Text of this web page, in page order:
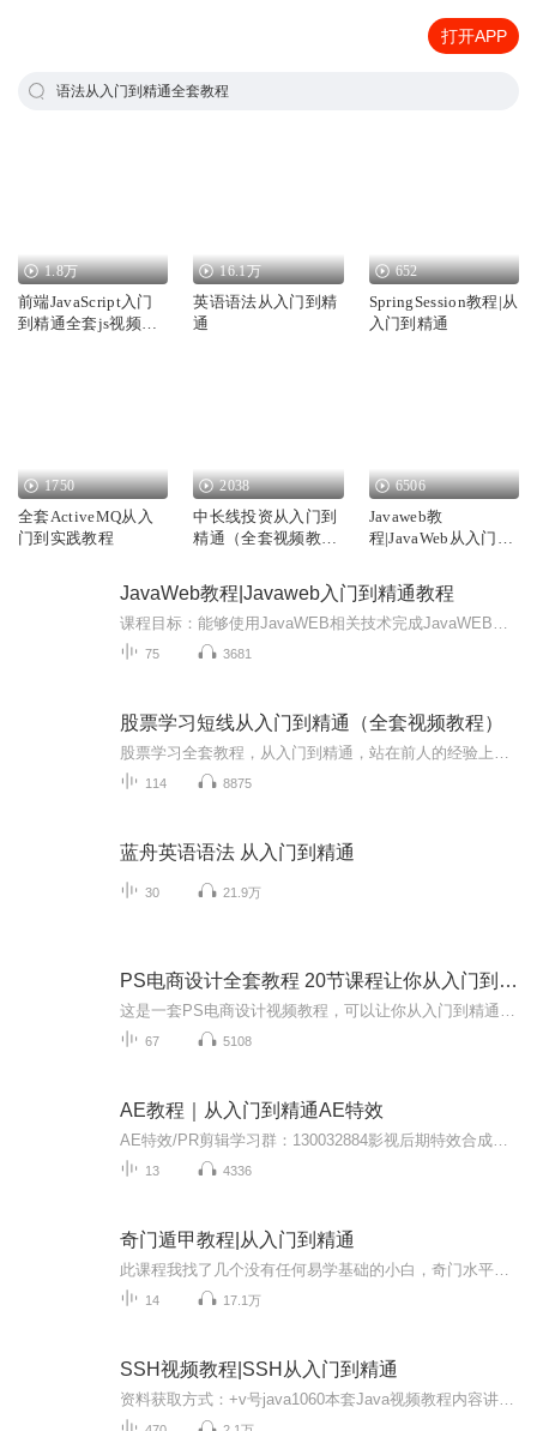
打开APP
语法从入门到精通全套教程
1.8万
前端JavaScript入门
到精通全套js视频教
16.1万
英语语法从入门到精
通
652
SpringSession教程|从
入门到精通
1750
全套ActiveMQ从入
门到实践教程
2038
中长线投资从入门到
精通（全套视频教
6506
Javaweb教
程|JavaWeb从入门到
JavaWeb教程|Javaweb入门到精通教程
75 3681
股票学习短线从入门到精通（全套视频教程）
114 8875
蓝舟英语语法 从入门到精通
30 21.9万
PS电商设计全套教程 20节课程让你从入门到精通！
67 5108
AE教程｜从入门到精通AE特效
13 4336
奇门遁甲教程|从入门到精通
14 17.1万
SSH视频教程|SSH从入门到精通